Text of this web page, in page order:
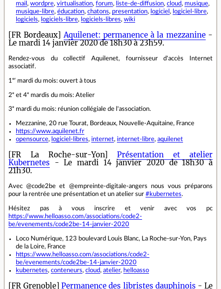
mail , wordpre, virtualisation, forum, liste-de-diffusion, cloud, musique,
musique-libre, éducation, chatons, presentation, logiciel , logiciel-libre,
logiciels, logiciels-libre, logiciels-libres, wiki
[FR Bordeaux]Aquilenet: permanence à la mezzanine-
Le mardi 14 janvier 2020 de 18h30 à 23h59.
Rendez-vous du collectif Aquilenet, fournisseur d'accès Internet
associatif.
1ᵉʳ mardi du mois: ouvert à tous
2ᵉ et 4ᵉ mardis du mois: Atelier
3ᵉ mardi du mois: réunion collégiale de l'association.
Mezzanine, 20 rue Tourat, Bordeaux, Nouvelle-Aquitaine, France
https://www.aquilenet.fr
opensource, logiciel-libres, internet, internet-libre, aquilenet
[FR La Roche-sur-Yon] Présentation et atelier
Kubernetes - Le mardi 14 janvier 2020 de 18h30 à
21h30.
Avec @code2be et @empreinte-digitale-angers nous vous préparons
pour la rentrée une présentation et un atelier sur #kubernetes.
Hésitez pas à vous inscrire et venir avec vos pc
https://www.helloasso.com/associations/code2-
be/evenements/code2be-14-janvier-2020
Loco Numérique, 123 boulevard Louis Blanc, La Roche-sur-Yon, Pays
de la Loire, France
https://www.helloasso.com/associations/code2-
be/evenements/code2be-14-janvier-2020
kubernetes, conteneurs, cloud, atelier, helloasso
[FR Grenoble]Permanence des libristes dauphinois - Le